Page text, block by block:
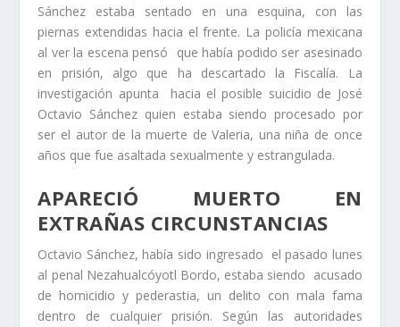
Sánchez estaba sentado en una esquina, con las
piernas extendidas hacia el frente. La policía mexicana
al ver la escena pensó que había podido ser asesinado
en prisión, algo que ha descartado la Fiscalía. La
investigación apunta hacia el posible suicidio de José
Octavio Sánchez quien estaba siendo procesado por
ser el autor de la muerte de Valeria, una niña de once
años que fue asaltada sexualmente y estrangulada.
APARECIÓ MUERTO EN
EXTRAÑAS CIRCUNSTANCIAS
Octavio Sánchez, había sido ingresado el pasado lunes
al penal Nezahualcóyotl Bordo, estaba siendo acusado
de homicidio y pederastia, un delito con mala fama
dentro de cualquier prisión. Según las autoridades